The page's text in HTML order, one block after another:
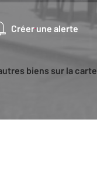
Créer une alerte
biens sur la carte